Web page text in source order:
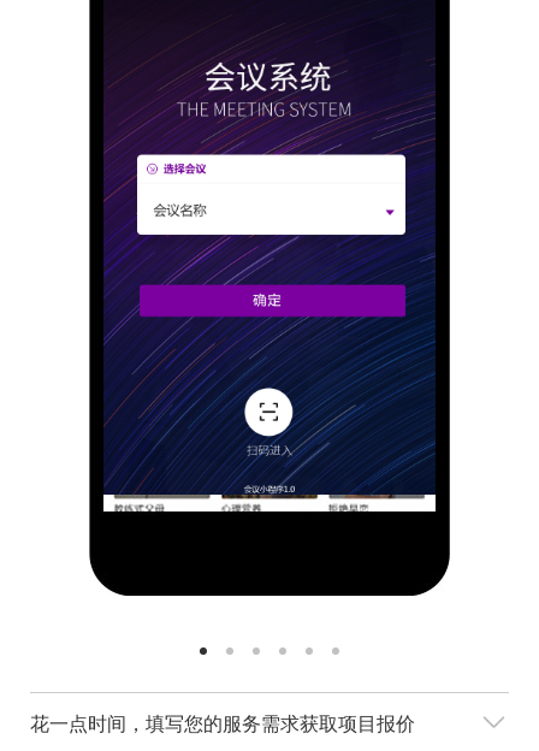
花一点时间，填写您的服务需求获取项目报价